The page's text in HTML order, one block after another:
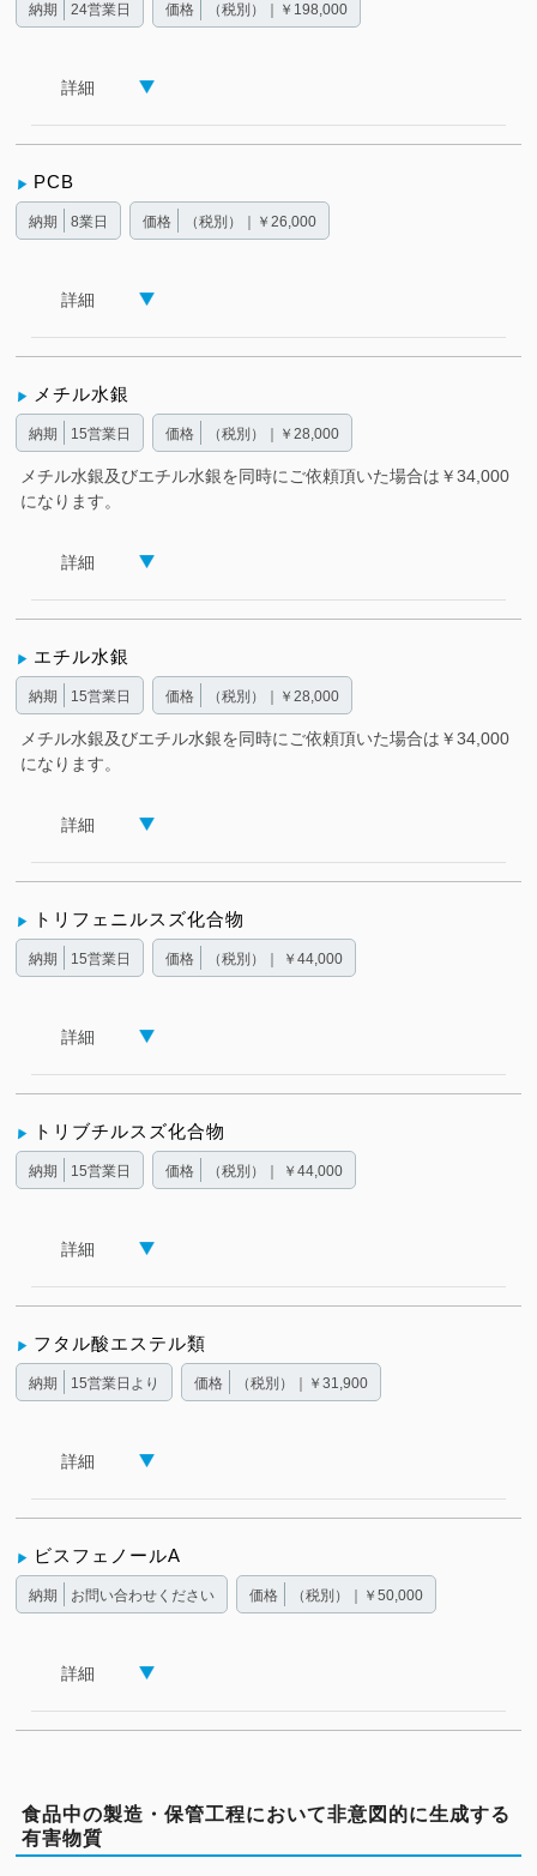
納期 24営業日 価格 （税別）｜￥198,000
詳細
PCB
納期 8業日 価格 （税別）｜￥26,000
詳細
メチル水銀
納期 15営業日 価格 （税別）｜￥28,000
メチル水銀及びエチル水銀を同時にご依頼頂いた場合は￥34,000
になります。
詳細
エチル水銀
納期 15営業日 価格 （税別）｜￥28,000
メチル水銀及びエチル水銀を同時にご依頼頂いた場合は￥34,000
になります。
詳細
トリフェニルスズ化合物
納期 15営業日 価格 （税別）｜ ￥44,000
詳細
トリブチルスズ化合物
納期 15営業日 価格 （税別）｜ ￥44,000
詳細
フタル酸エステル類
納期 15営業日より 価格 （税別）｜￥31,900
詳細
ビスフェノールA
納期 お問い合わせください 価格 （税別）｜￥50,000
詳細
食品中の製造・保管工程において非意図的に生成する
有害物質